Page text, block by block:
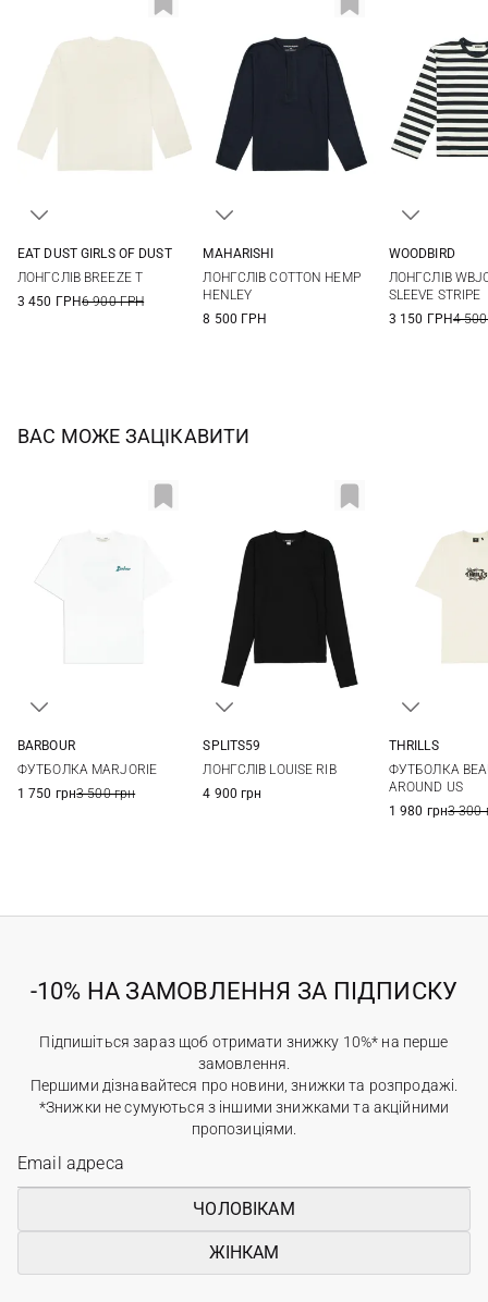
EAT DUST GIRLS OF DUST
ЛОНГСЛІВ BREEZE T
3 450 ГРН6 900 ГРН
MAHARISHI
ЛОНГСЛІВ COTTON HEMP
HENLEY
8 500 ГРН
WOODBIRD
ЛОНГСЛІВ
SLEEVE STRIPE
3 150 ГРН4
ВАС МОЖЕ ЗАЦІКАВИТИ
BARBOUR
ФУТБОЛКА MARJORIE
1 750 грн3 500 грн
SPLITS59
ЛОНГСЛІВ LOUISE RIB
4 900 грн
THRILLS
ФУТБОЛКА
AROUND US
1 980 грн3 300
-10% НА ЗАМОВЛЕННЯ ЗА ПІДПИСКУ
Підпишіться зараз щоб отримати знижку 10%* на перше
замовлення.
Першими дізнавайтеся про новини, знижки та розпродажі.
*Знижки не сумуються з іншими знижками та акційними
пропозиціями.
ЧОЛОВІКАМ
ЖІНКАМ